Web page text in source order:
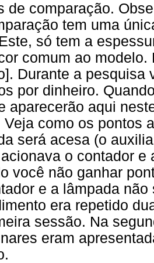
de comparação.
tem uma
só tem a
comum ao
Durante a pesquisa
por dinheiro.
aparecerão aqui
Veja como os pontos
será acesa (o
o contador
você não ganhar
e a lâmpada
era repetido
sessão. Na
eram